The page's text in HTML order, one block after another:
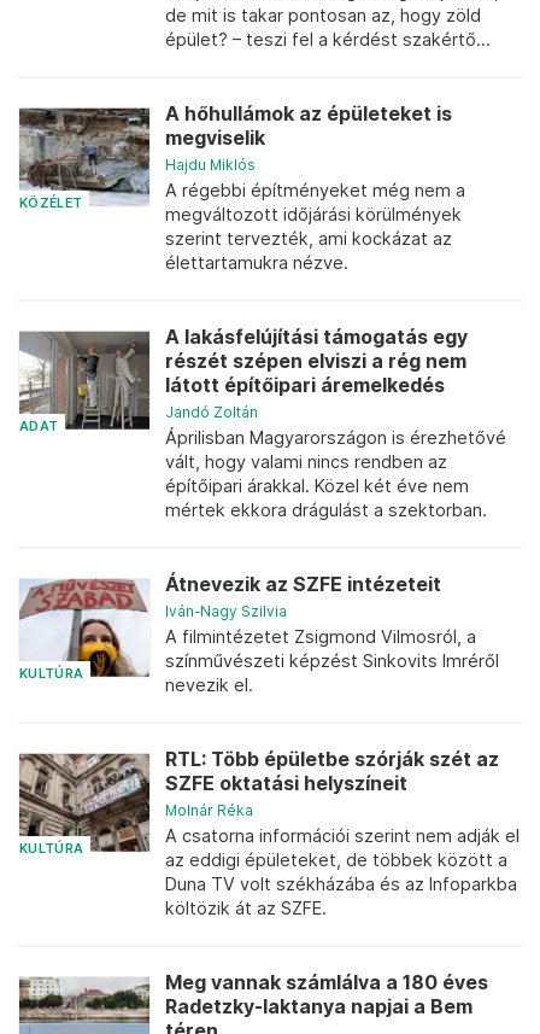
de mit is takar pontosan az, hogy zöld
épület? – teszi fel a kérdést szakértő...
KÖZÉLET
A hőhullámok az épületeket is
megviselik
Hajdu Miklós
A régebbi építményeket még nem a
megváltozott időjárási körülmények
szerint tervezték, ami kockázat az
élettartamukra nézve.
ADAT
A lakásfelújítási támogatás egy
részét szépen elviszi a rég nem
látott építőipari áremelkedés
Jandó Zoltán
Áprilisban Magyarországon is érezhetővé
vált, hogy valami nincs rendben az
építőipari árakkal. Közel két éve nem
mértek ekkora drágulást a szektorban.
KULTÚRA
Átnevezik az SZFE intézeteit
Iván-Nagy Szilvia
A filmintézetet Zsigmond Vilmosról, a
színművészeti képzést Sinkovits Imréről
nevezik el.
KULTÚRA
RTL: Több épületbe szórják szét az
SZFE oktatási helyszíneit
Molnár Réka
A csatorna információi szerint nem adják el
az eddigi épületeket, de többek között a
Duna TV volt székházába és az Infoparkba
költözik át az SZFE.
Meg vannak számlálva a 180 éves
Radetzky-laktanya napjai a Bem